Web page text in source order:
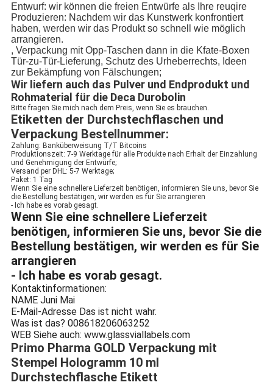
Entwurf: wir können die freien Entwürfe als Ihre reuqire
Produzieren: Nachdem wir das Kunstwerk konfrontiert
haben, werden wir das Produkt so schnell wie möglich
arrangieren.
, Verpackung mit Opp-Taschen dann in die Kfate-Boxen
Tür-zu-Tür-Lieferung, Schutz des Urheberrechts, Ideen
zur Bekämpfung von Fälschungen;
Wir liefern auch das Pulver und Endprodukt und
Rohmaterial für die Deca Durobolin
Bitte fragen Sie mich nach dem Preis, wenn Sie es brauchen.
Etiketten der Durchstechflaschen und
Verpackung Bestellnummer:
Zahlung: Banküberweisung T/T Bitcoins
Produktionszeit: 7-9 Werktage für alle Produkte nach Erhalt der Einzahlung
und Genehmigung der Entwürfe;
Versand per DHL: 5-7 Werktage;
Paket: 1 Tag
Wenn Sie eine schnellere Lieferzeit benötigen, informieren Sie uns, bevor Sie
die Bestellung bestätigen, wir werden es für Sie arrangieren
- Ich habe es vorab gesagt.
Wenn Sie eine schnellere Lieferzeit
benötigen, informieren Sie uns, bevor Sie die
Bestellung bestätigen, wir werden es für Sie
arrangieren
- Ich habe es vorab gesagt.
Kontaktinformationen:
NAME Juni Mai
E-Mail-Adresse Das ist nicht wahr.
Was ist das? 008618206063252
WEB Siehe auch: www.glassviallabels.com
Primo Pharma GOLD Verpackung mit
Stempel Hologramm 10 ml
Durchstechflasche Etikett